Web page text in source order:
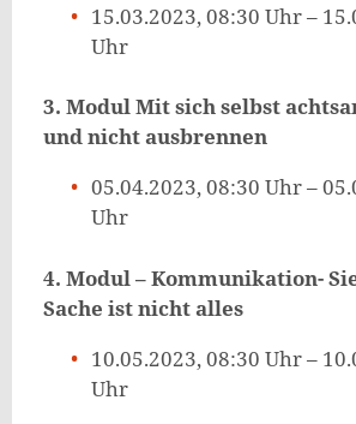
15.03.2023, 08:30 Uhr –
Uhr
3. Modul Mit sich selbst
und nicht ausbrennen
05.04.2023, 08:30 Uhr –
Uhr
4. Modul – Kommunikation-
Sache ist nicht alles
10.05.2023, 08:30 Uhr –
Uhr